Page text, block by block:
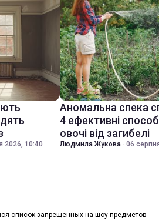
2026, 10:40
Аномальна спека
4 ефективні
овочі від загибелі
Людмила Жукова · 06
список запрещенных на шоу предметов